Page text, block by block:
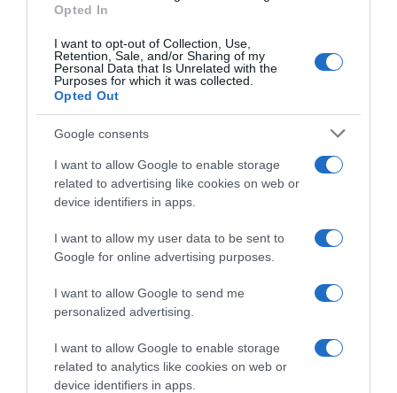
Opted In
I want to opt-out of Collection, Use,
Retention, Sale, and/or Sharing of my
Personal Data that Is Unrelated with the
Purposes for which it was collected.
Opted Out
Google consents
I want to allow Google to enable storage
related to advertising like cookies on web or
device identifiers in apps.
I want to allow my user data to be sent to
Google for online advertising purposes.
I want to allow Google to send me
personalized advertising.
I want to allow Google to enable storage
related to analytics like cookies on web or
device identifiers in apps.
13.06.2022 - 16:56
ΠΟΛΙΤΙΚΗ
Τάκης Θεοδωρικάκος για το χρυσό του
Τσαπατάκη – “Για ακόμη μια φορά μας έκανες
υπερήφανους”